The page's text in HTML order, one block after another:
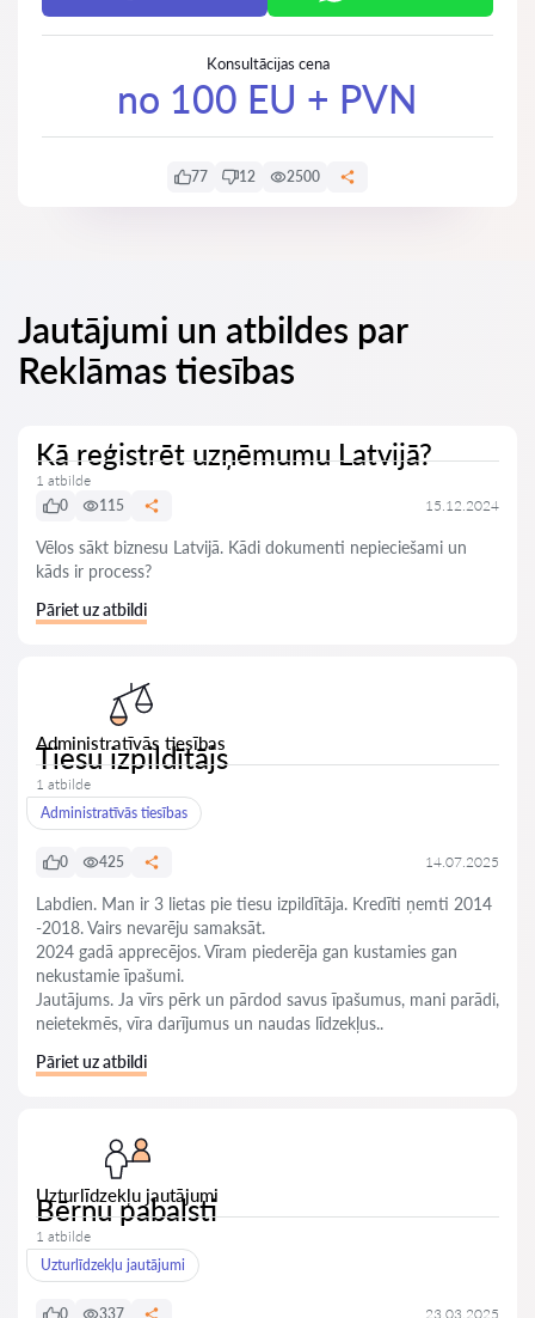
Konsultācijas cena
no 100 EU + PVN
77 12 2500
Jautājumi un atbildes par
Reklāmas tiesības
Kā reģistrēt uzņēmumu Latvijā?
1 atbilde
0
115 15.12.2024
Vēlos sākt biznesu Latvijā. Kādi dokumenti nepieciešami un
kāds ir process?
Pāriet uz atbildi
Administratīvās tiesības
Tiesu izpildītājs
1 atbilde
Administratīvās tiesības
0 425 14.07.2025
Labdien. Man ir 3 lietas pie tiesu izpildītāja. Kredīti ņemti 2014
-2018. Vairs nevarēju samaksāt.
2024 gadā apprecējos. Vīram piederēja gan kustamies gan
nekustamie īpašumi.
Jautājums. Ja vīrs pērk un pārdod savus īpašumus, mani parādi,
neietekmēs, vīra darījumus un naudas līdzekļus..
Pāriet uz atbildi
Uzturlīdzekļu jautājumi
Bērnu pabalsti
1 atbilde
Uzturlīdzekļu jautājumi
0 337 23.03.2025